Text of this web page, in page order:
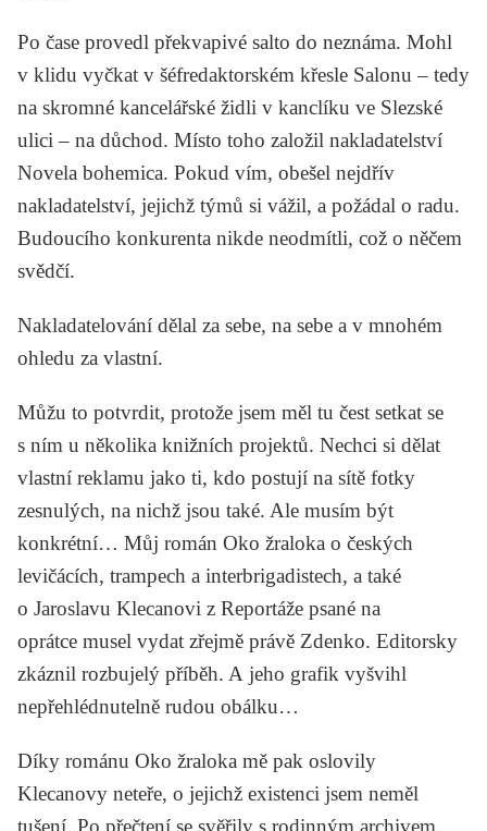
Po čase provedl překvapivé salto do neznáma. Mohl
v klidu vyčkat v šéfredaktorském křesle Salonu – tedy
na skromné kancelářské židli v kanclíku ve Slezské
ulici – na důchod. Místo toho založil nakladatelství
Novela bohemica. Pokud vím, obešel nejdřív
nakladatelství, jejichž týmů si vážil, a požádal o radu.
Budoucího konkurenta nikde neodmítli, což o něčem
svědčí.
Nakladatelování dělal za sebe, na sebe a v mnohém
ohledu za vlastní.
Můžu to potvrdit, protože jsem měl tu čest setkat se
s ním u několika knižních projektů. Nechci si dělat
vlastní reklamu jako ti, kdo postují na sítě fotky
zesnulých, na nichž jsou také. Ale musím být
konkrétní… Můj román Oko žraloka o českých
levičácích, trampech a interbrigadistech, a také
o Jaroslavu Klecanovi z Reportáže psané na
oprátce musel vydat zřejmě právě Zdenko. Editorsky
zkáznil rozbujelý příběh. A jeho grafik vyšvihl
nepřehlédnutelně rudou obálku…
Díky románu Oko žraloka mě pak oslovily
Klecanovy neteře, o jejichž existenci jsem neměl
tušení. Po přečtení se svěřily s rodinným archivem.